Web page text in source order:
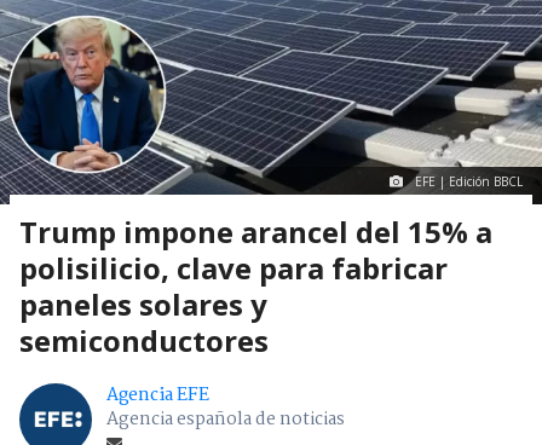
EFE | Edición BBCL
Trump impone arancel del 15% a
polisilicio, clave para fabricar
paneles solares y
semiconductores
Agencia EFE
Agencia española de noticias